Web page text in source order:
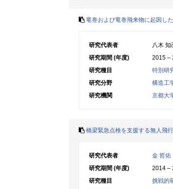
竜巻および竜巻飛来物に起因し
研究代表者
八木 知
研究期間 (年度)
2015 –
研究種目
特別研
研究分野
構造工
研究機関
京都大
橋梁緊急点検を支援する無人飛
研究代表者
金 哲佑
研究期間 (年度)
2014 –
研究種目
挑戦的